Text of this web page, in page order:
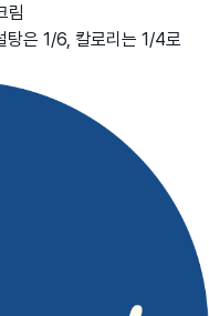
림
탕은 1/6, 칼로리는 1/4로